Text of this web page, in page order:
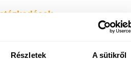
Részletek A sütikről
adatokat (a tevékenységtől